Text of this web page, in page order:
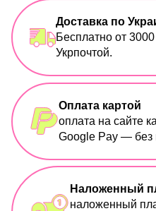
Доставка по
Бесплатно от
Укрпочтой.
Оплата картой
оплата на сайте
Google Pay — без
Наложенный
наложенный